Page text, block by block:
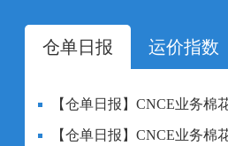
决了棉花现货贸易环节履约保障
和运输服务，系统衔接监管银行、
仓单日报 运价指数
【仓单日报】CNCE业务棉
【仓单日报】CNCE业务棉